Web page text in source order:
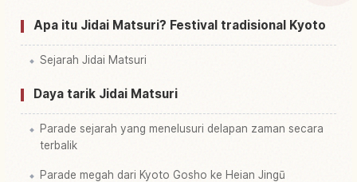
Apa itu Jidai Matsuri? Festival tradisional Kyoto
Sejarah Jidai Matsuri
Daya tarik Jidai Matsuri
Parade sejarah yang menelusuri delapan zaman secara
terbalik
Parade megah dari Kyoto Gosho ke Heian Jingū